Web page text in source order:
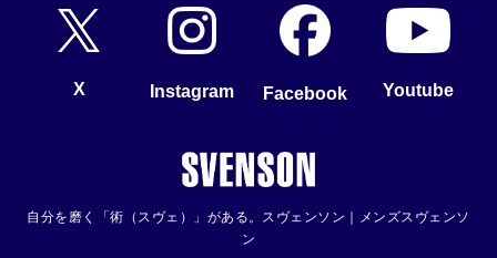
X Instagram Facebook Youtube
自分を磨く「術（スヴェ）」がある。スヴェンソン｜メンズスヴェンソ
ン